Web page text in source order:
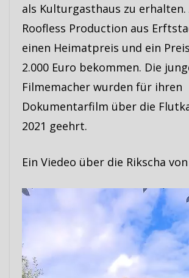
als Kulturgasthaus zu erhalten.
Roofless Production aus
einen Heimatpreis und ein
2.000 Euro bekommen. Die
Filmemacher wurden für ihren
Dokumentarfilm über die
2021 geehrt.
Ein Viedeo über die Rikscha
Video-